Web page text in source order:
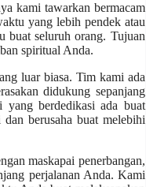
kami tawarkan bermacam
yang lebih pendek atau
buat seluruh orang. Tujuan
spiritual Anda.
luar biasa. Tim kami ada
didukung sepanjang
berdedikasi ada buat
berusaha buat melebihi
maskapai penerbangan,
perjalanan Anda. Kami